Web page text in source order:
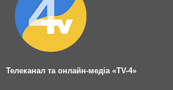
Телеканал та онлайн-медіа «TV-4»